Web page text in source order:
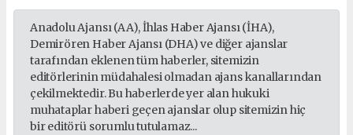
Anadolu Ajansı (AA), İhlas Haber Ajansı (İHA),
Demirören Haber Ajansı (DHA) ve diğer ajanslar
tarafından eklenen tüm haberler, sitemizin
editörlerinin müdahalesi olmadan ajans kanallarından
çekilmektedir. Bu haberlerde yer alan hukuki
muhataplar haberi geçen ajanslar olup sitemizin hiç
bir editörü sorumlu tutulamaz...